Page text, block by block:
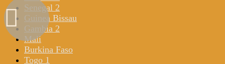
Senegal 2
Guinea Bissau
Gambia 2
Mali
Burkina Faso
Togo 1